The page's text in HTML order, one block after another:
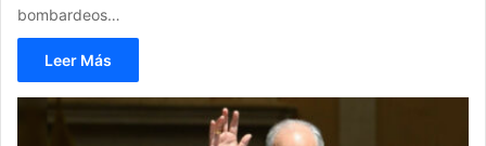
bombardeos…
Leer Más